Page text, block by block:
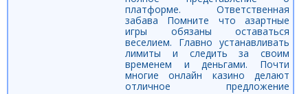
платформе. Ответственная
забава Помните что азартные
игры обязаны оставаться
веселием. Главно устанавливать
лимиты и следить за своим
временем и деньгами. Почти
многие онлайн казино делают
отличное предложение